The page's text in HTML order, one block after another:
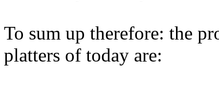
To sum up therefore: the
platters of today are: